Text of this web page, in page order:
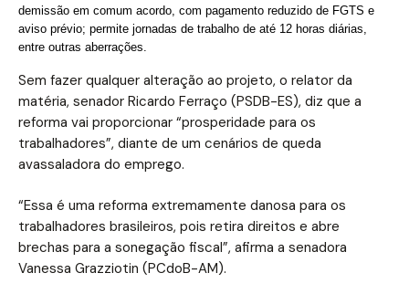
demissão em comum acordo, com pagamento reduzido de FGTS e
aviso prévio; permite jornadas de trabalho de até 12 horas diárias,
entre outras aberrações.
Sem fazer qualquer alteração ao projeto, o relator da
matéria, senador Ricardo Ferraço (PSDB-ES), diz que a
reforma vai proporcionar “prosperidade para os
trabalhadores”, diante de um cenários de queda
avassaladora do emprego.
“Essa é uma reforma extremamente danosa para os
trabalhadores brasileiros, pois retira direitos e abre
brechas para a sonegação fiscal”, afirma a senadora
Vanessa Grazziotin (PCdoB-AM).